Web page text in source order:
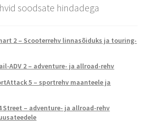
soodsate hindadega
2 – Scooterrehv linnasõiduks ja touring-
ADV 2 – adventure- ja allroad-rehv
5 – sportrehv maanteele ja
Street – adventure- ja allroad-rehv